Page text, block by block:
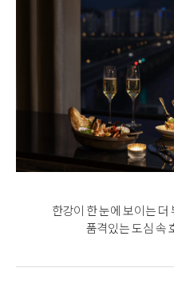
한강이 한 눈에 보이는
품격있는 도심 속